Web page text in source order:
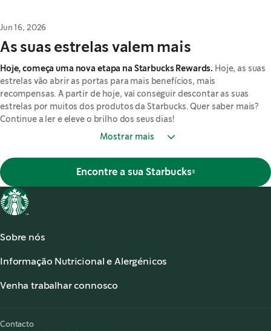
Jun 16, 2026
As suas estrelas valem mais
Hoje, começa uma nova etapa na Starbucks Rewards. Hoje, as suas
estrelas vão abrir as portas para mais benefícios, mais
recompensas. A partir de hoje, vai conseguir descontar as suas
estrelas por muitos dos produtos da Starbucks. Quer saber mais?
Continue a ler e eleve o brilho dos seus dias!
Mostrar mais
Encontre a sua Starbucks®
Sobre nós
Os nossos Cafés
Serviço de apoio ao cliente
Informação Nutricional e Alergénicos
Alergénicos,opens in a new tab
Venha trabalhar connosco
Contacto